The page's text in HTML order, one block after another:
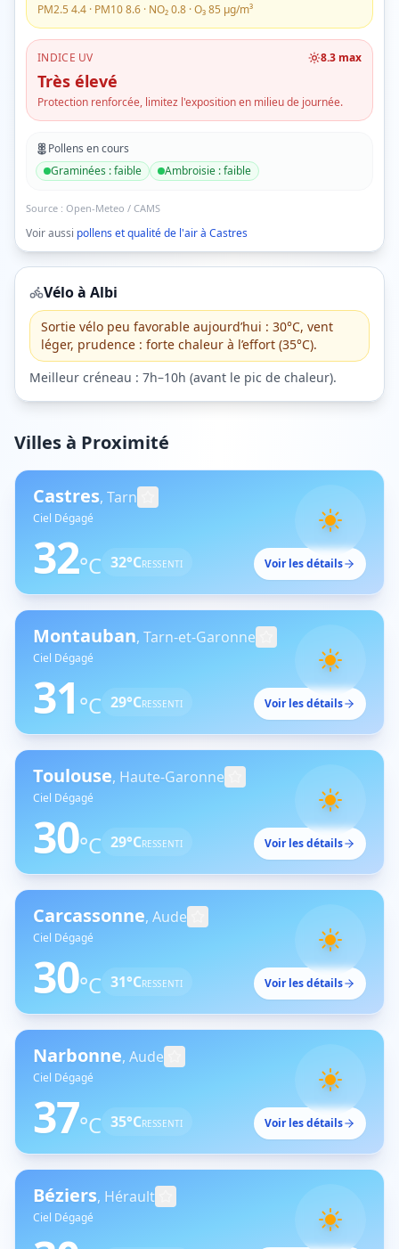
PM2.5 4.4 · PM108.6 · NO₂0.8 · O₃85 µg/m³
INDICE UV 8.3 max
Très élevé
Protection renforcée, limitez l'exposition en milieu de journée.
Pollens en cours
Graminées :faible Ambroisie :faible
Source : Open-Meteo / CAMS
Voir aussi pollens et qualité de l'air à Castres
Vélo à Albi
Sortie vélo peu favorable aujourd’hui : 30°C, vent
léger, prudence : forte chaleur à l’effort (35°C).
Meilleur créneau : 7h–10h (avant le pic de chaleur).
Villes à Proximité
Castres, Tarn
Ciel Dégagé
32°C 32°CRESSENTI Voir les détails
Montauban, Tarn-et-Garonne
Ciel Dégagé
31 °C 29°CRESSENTI Voir les détails
Toulouse, Haute-Garonne
Ciel Dégagé
30°C 29°CRESSENTI Voir les détails
Carcassonne, Aude
Ciel Dégagé
30°C 31°CRESSENTI Voir les détails
Narbonne, Aude
Ciel Dégagé
37°C 35°CRESSENTI Voir les détails
Béziers, Hérault
Ciel Dégagé